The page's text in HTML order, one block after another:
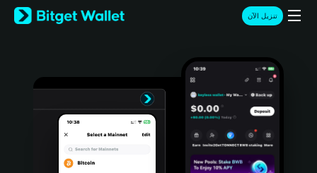
English
日本語
Türkçe
تنزيل الآن